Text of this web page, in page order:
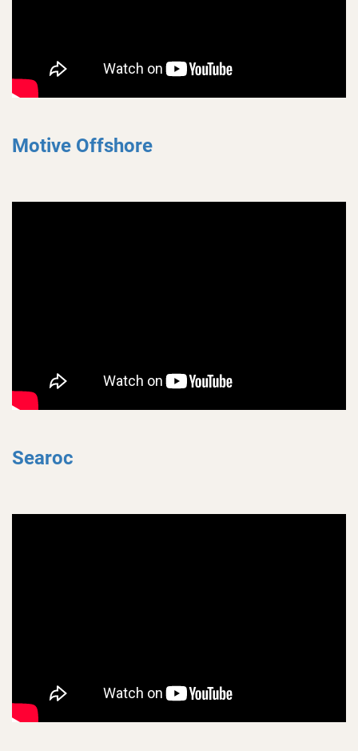
Motive Offshore
Searoc